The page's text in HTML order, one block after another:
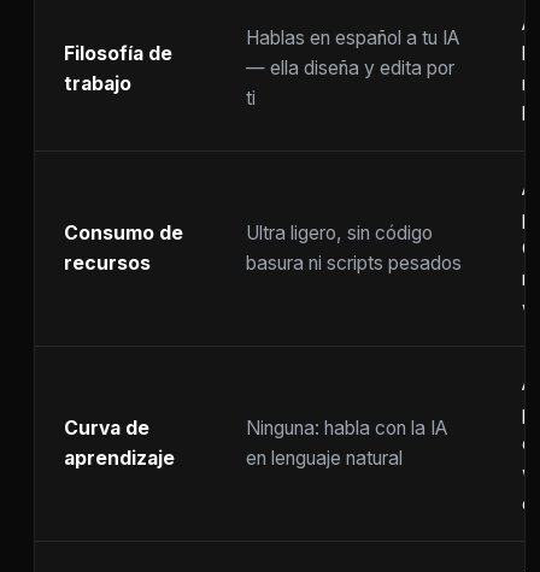
Filosofía de
trabajo
Hablas en español a tu IA
— ella diseña y edita por
ti
Consumo de
recursos
Ultra ligero, sin código
basura ni scripts pesados
Curva de
aprendizaje
Ninguna: habla con la IA
en lenguaje natural